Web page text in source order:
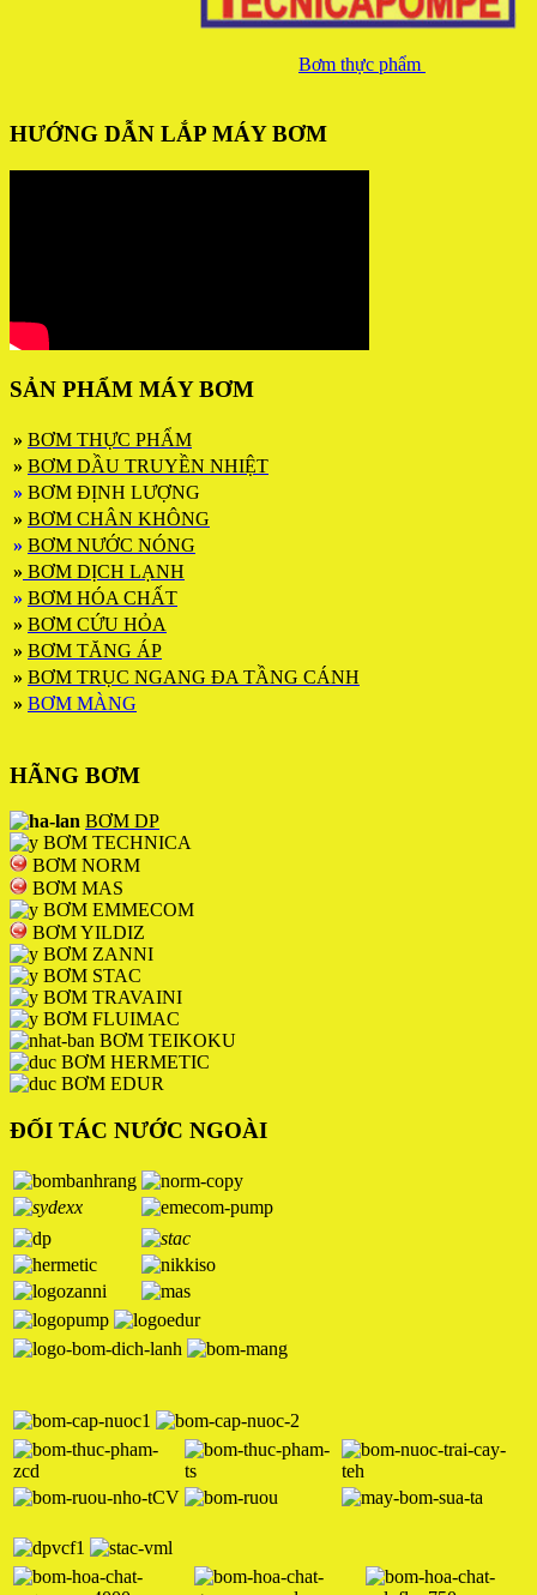
Bơm thực phẩm
HƯỚNG DẪN LẮP MÁY BƠM
SẢN PHẨM MÁY BƠM
» BƠM THỰC PHẨM
» BƠM DẦU TRUYỀN NHIỆT
» BƠM ĐỊNH LƯỢNG
» BƠM CHÂN KHÔNG
» BƠM NƯỚC NÓNG
» BƠM DỊCH LẠNH
» BƠM HÓA CHẤT
» BƠM CỨU HỎA
» BƠM TĂNG ÁP
» BƠM TRỤC NGANG ĐA TẦNG CÁNH
» BƠM MÀNG
HÃNG BƠM
BƠM DP
BƠM TECHNICA
BƠM NORM
BƠM MAS
BƠM EMMECOM
BƠM YILDIZ
BƠM ZANNI
BƠM STAC
BƠM TRAVAINI
BƠM FLUIMAC
BƠM TEIKOKU
BƠM HERMETIC
BƠM EDUR
ĐỐI TÁC NƯỚC NGOÀI